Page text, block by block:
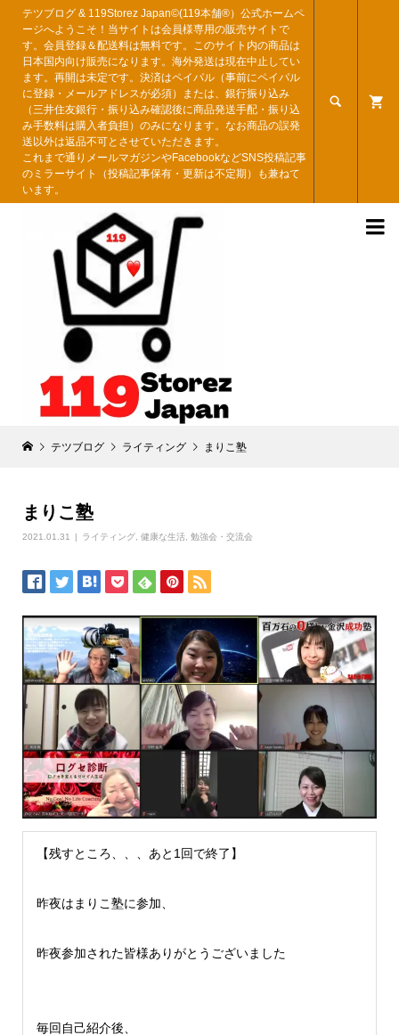
テツブログ & 119Storez Japan©︎(119本舗®︎）公式ホームペ
ージへようこそ！当サイトは会員様専用の販売サイトで
す。会員登録＆配送料は無料です。このサイト内の商品は
日本国内向け販売になります。海外発送は現在中止してい
ます。再開は未定です。決済はペイパル（事前にペイパル
に登録・メールアドレスが必須）または、銀行振り込み
（三井住友銀行・振り込み確認後に商品発送手配・振り込
み手数料は購入者負担）のみになります。なお商品の誤発
送以外は返品不可とさせていただきます。
これまで通りメールマガジンやFacebookなどSNS投稿記事
のミラーサイト（投稿記事保有・更新は不定期）も兼ねて
います。


テツブログ ライティング まりこ塾
まりこ塾
2021.01.31 ライティング, 健康な生活, 勉強会・交流会
【残すところ、、、あと1回で終了】
昨夜はまりこ塾に参加、
昨夜参加された皆様ありがとうございました
毎回自己紹介後、